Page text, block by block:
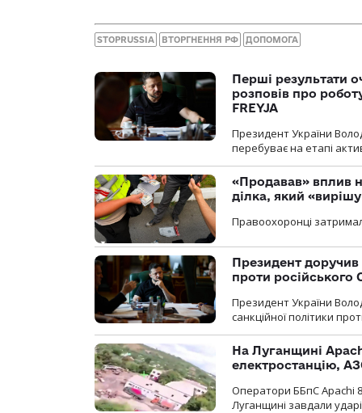
STOPRUSSIA ВТОРГНЕННЯ РФ ДОПОМОГА
Перші результати
розповів про
FREYJA
Президент України
перебуває на етапі
«Продавав» вплив
ділка, який
Правоохоронці
Президент доручив
проти російського
Президент України
санкційної політики
На Луганщині
електростанцію,
Оператори ББпС Apachi
Луганщині завдали